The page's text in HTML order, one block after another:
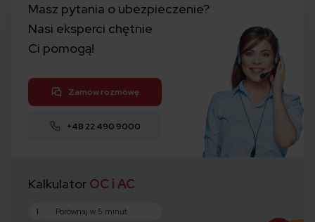
Masz pytania o ubezpieczenie?
Nasi eksperci chętnie
Ci pomogą!
Zamów rozmowę
+48 22 490 9000
Kalkulator OC i AC
1 Porównaj w 5 minut